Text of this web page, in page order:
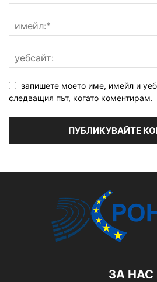
запишете моето име, имейл и
следващия път, когато коментирам.
ЗА НАС